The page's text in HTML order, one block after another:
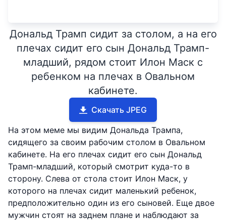
Дональд Трамп сидит за столом, а на его
плечах сидит его сын Дональд Трамп-
младший, рядом стоит Илон Маск с
ребенком на плечах в Овальном
кабинете.
Скачать JPEG
На этом меме мы видим Дональда Трампа,
сидящего за своим рабочим столом в Овальном
кабинете. На его плечах сидит его сын Дональд
Трамп-младший, который смотрит куда-то в
сторону. Слева от стола стоит Илон Маск, у
которого на плечах сидит маленький ребенок,
предположительно один из его сыновей. Еще двое
мужчин стоят на заднем плане и наблюдают за